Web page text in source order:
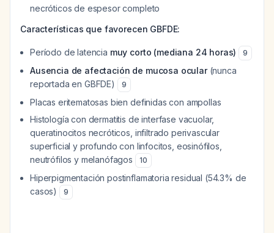
necróticos de espesor completo
Características que favorecen GBFDE:
Período de latencia muy corto (mediana 24 horas) 9
Ausencia de afectación de mucosa ocular(nunca
reportada en GBFDE)
9
Placas eritematosas bien definidas con ampollas
Histología con dermatitis de interfase vacuolar,
queratinocitos necróticos, infiltrado perivascular
superficial y profundo con linfocitos, eosinófilos,
neutrófilos y melanófagos
10
Hiperpigmentación postinflamatoria residual (54.3% de
casos)
9